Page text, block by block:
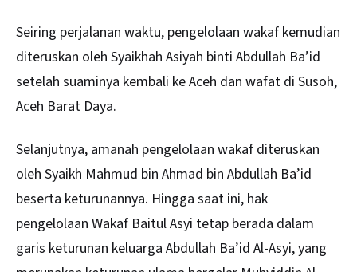
Seiring perjalanan waktu, pengelolaan wakaf kemudian
diteruskan oleh Syaikhah Asiyah binti Abdullah Ba’id
setelah suaminya kembali ke Aceh dan wafat di Susoh,
Aceh Barat Daya.
Selanjutnya, amanah pengelolaan wakaf diteruskan
oleh Syaikh Mahmud bin Ahmad bin Abdullah Ba’id
beserta keturunannya. Hingga saat ini, hak
pengelolaan Wakaf Baitul Asyi tetap berada dalam
garis keturunan keluarga Abdullah Ba’id Al-Asyi, yang